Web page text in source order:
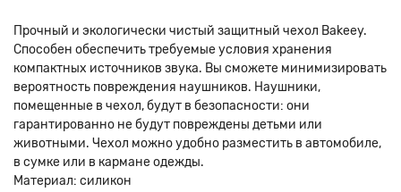
Прочный и экологически чистый защитный чехол Bakeey.
Способен обеспечить требуемые условия хранения
компактных источников звука. Вы сможете минимизировать
вероятность повреждения наушников. Наушники,
помещенные в чехол, будут в безопасности: они
гарантированно не будут повреждены детьми или
животными. Чехол можно удобно разместить в автомобиле,
в сумке или в кармане одежды.
Материал: силикон